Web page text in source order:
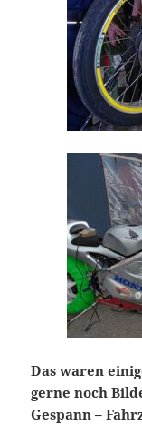
Das waren
gerne noch
Gespann –